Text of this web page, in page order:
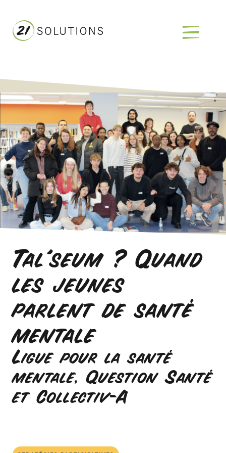
Tal’seum ? Quand
les jeunes
parlent de santé
mentale
Ligue pour la santé
mentale, Question Santé
et Collectiv-A